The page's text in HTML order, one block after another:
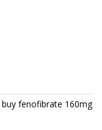
buy fenofibrate 160mg